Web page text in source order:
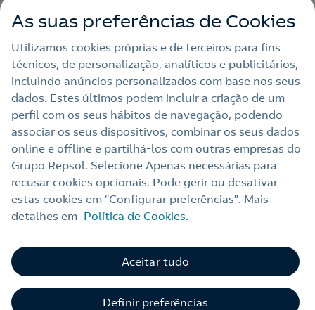
Outras Energias
Links Úteis
Nota legal
Política de privacidade
Política de cookies
Termos e Condições My Repsol
Alerta por fraude
Livro de Reclamações Online
Canal de Ética e Conformidade
As suas preferências de Cookies
Utilizamos cookies próprias e de terceiros para fins
técnicos, de personalização, analíticos e publicitários,
incluindo anúncios personalizados com base nos seus
dados. Estes últimos podem incluir a criação de um
perfil com os seus hábitos de navegação, podendo
associar os seus dispositivos, combinar os seus dados
online e offline e partilhá‑los com outras empresas do
Grupo Repsol. Selecione Apenas necessárias para
recusar cookies opcionais. Pode gerir ou desativar
estas cookies em “Configurar preferências”. Mais
detalhes em Política de Cookies.
Definir preferências
Aceitar tudo